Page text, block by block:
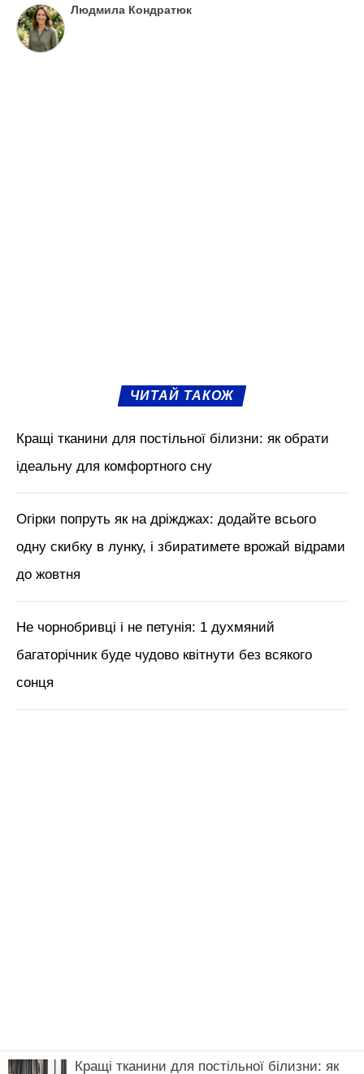
Людмила Кондратюк
ЧИТАЙ ТАКОЖ
Кращі тканини для постільної білизни: як обрати
ідеальну для комфортного сну
Огірки попруть як на дріжджах: додайте всього
одну скибку в лунку, і збиратимете врожай відрами
до жовтня
Не чорнобривці і не петунія: 1 духмяний
багаторічник буде чудово квітнути без всякого
сонця
Кращі тканини для постільної білизни: як